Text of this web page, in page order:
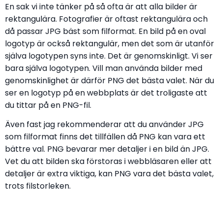
En sak vi inte tänker på så ofta är att alla bilder är
rektangulära. Fotografier är oftast rektangulära och
då passar JPG bäst som filformat. En bild på en oval
logotyp är också rektangulär, men det som är utanför
själva logotypen syns inte. Det är genomskinligt. Vi ser
bara själva logotypen. Vill man använda bilder med
genomskinlighet är därför PNG det bästa valet. När du
ser en logotyp på en webbplats är det troligaste att
du tittar på en PNG-fil.
Även fast jag rekommenderar att du använder JPG
som filformat finns det tillfällen då PNG kan vara ett
bättre val. PNG bevarar mer detaljer i en bild än JPG.
Vet du att bilden ska förstoras i webbläsaren eller att
detaljer är extra viktiga, kan PNG vara det bästa valet,
trots filstorleken.